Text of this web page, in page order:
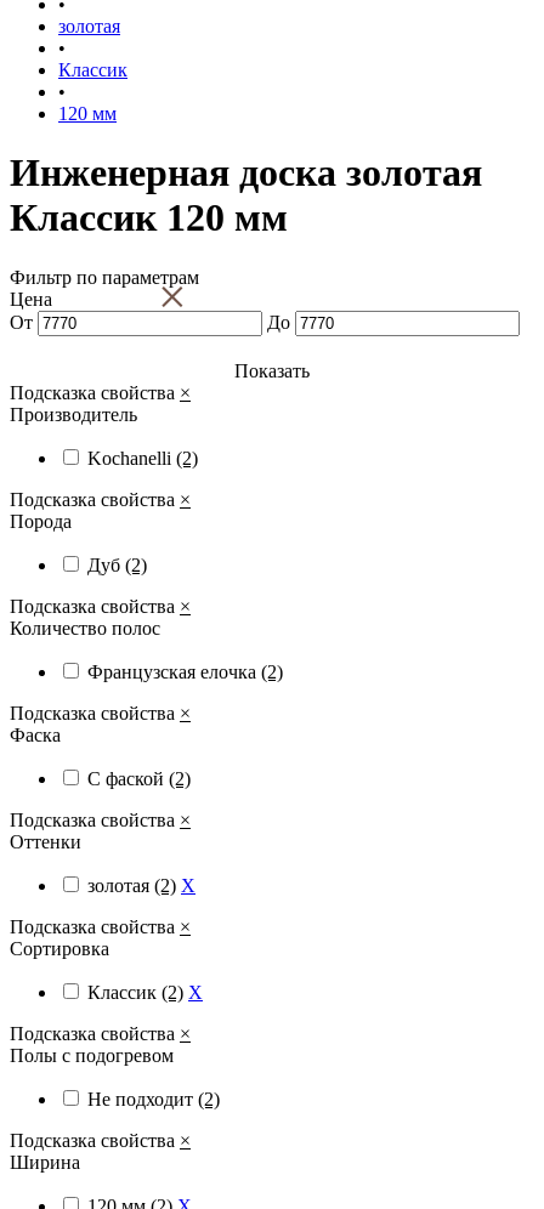
•
золотая
•
Классик
•
120 мм
Инженерная доска золотая
Классик 120 мм
Фильтр по параметрам
×
Цена
От
До
Показать
Подсказка свойства ×
Производитель
Kochanelli (2)
Подсказка свойства ×
Порода
Дуб (2)
Подсказка свойства ×
Количество полос
Французская елочка (2)
Подсказка свойства ×
Фаска
С фаской (2)
Подсказка свойства ×
Оттенки
золотая (2) X
Подсказка свойства ×
Сортировка
Классик (2) X
Подсказка свойства ×
Полы с подогревом
Не подходит (2)
Подсказка свойства ×
Ширина